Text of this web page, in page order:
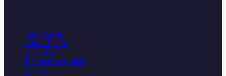
Işıklı Tabela
Işıksız Tabela
Kutu Harf
Tabela Materyalleri
Şehirler